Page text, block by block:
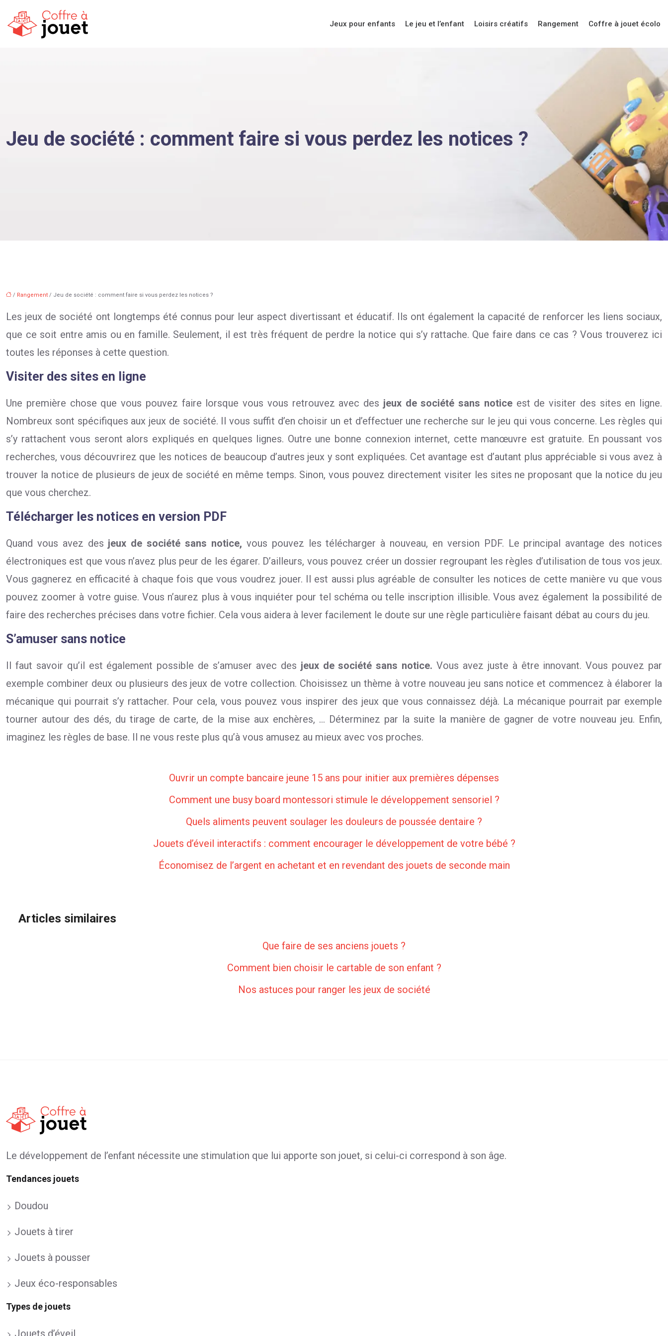
Jeux pour enfants Le jeu et l’enfant Loisirs créatifs Rangement Coffre à jouet écolo
Jeu de société : comment faire si vous perdez les notices ?
/ Rangement / Jeu de société : comment faire si vous perdez les notices ?
Les jeux de société ont longtemps été connus pour leur aspect divertissant et éducatif. Ils ont également la capacité de renforcer les liens sociaux,
que ce soit entre amis ou en famille. Seulement, il est très fréquent de perdre la notice qui s’y rattache. Que faire dans ce cas ? Vous trouverez ici
toutes les réponses à cette question.
Visiter des sites en ligne
Une première chose que vous pouvez faire lorsque vous vous retrouvez avec des jeux de société sans notice est de visiter des sites en ligne.
Nombreux sont spécifiques aux jeux de société. Il vous suffit d’en choisir un et d’effectuer une recherche sur le jeu qui vous concerne. Les règles qui
s’y rattachent vous seront alors expliqués en quelques lignes. Outre une bonne connexion internet, cette manœuvre est gratuite. En poussant vos
recherches, vous découvrirez que les notices de beaucoup d’autres jeux y sont expliquées. Cet avantage est d’autant plus appréciable si vous avez à
trouver la notice de plusieurs de jeux de société en même temps. Sinon, vous pouvez directement visiter les sites ne proposant que la notice du jeu
que vous cherchez.
Télécharger les notices en version PDF
Quand vous avez des jeux de société sans notice, vous pouvez les télécharger à nouveau, en version PDF. Le principal avantage des notices
électroniques est que vous n’avez plus peur de les égarer. D’ailleurs, vous pouvez créer un dossier regroupant les règles d’utilisation de tous vos jeux.
Vous gagnerez en efficacité à chaque fois que vous voudrez jouer. Il est aussi plus agréable de consulter les notices de cette manière vu que vous
pouvez zoomer à votre guise. Vous n’aurez plus à vous inquiéter pour tel schéma ou telle inscription illisible. Vous avez également la possibilité de
faire des recherches précises dans votre fichier. Cela vous aidera à lever facilement le doute sur une règle particulière faisant débat au cours du jeu.
S’amuser sans notice
Il faut savoir qu’il est également possible de s’amuser avec des jeux de société sans notice. Vous avez juste à être innovant. Vous pouvez par
exemple combiner deux ou plusieurs des jeux de votre collection. Choisissez un thème à votre nouveau jeu sans notice et commencez à élaborer la
mécanique qui pourrait s’y rattacher. Pour cela, vous pouvez vous inspirer des jeux que vous connaissez déjà. La mécanique pourrait par exemple
tourner autour des dés, du tirage de carte, de la mise aux enchères, … Déterminez par la suite la manière de gagner de votre nouveau jeu. Enfin,
imaginez les règles de base. Il ne vous reste plus qu’à vous amusez au mieux avec vos proches.
Ouvrir un compte bancaire jeune 15 ans pour initier aux premières dépenses
Comment une busy board montessori stimule le développement sensoriel ?
Quels aliments peuvent soulager les douleurs de poussée dentaire ?
Jouets d’éveil interactifs : comment encourager le développement de votre bébé ?
Économisez de l’argent en achetant et en revendant des jouets de seconde main
Articles similaires
Que faire de ses anciens jouets ?
Comment bien choisir le cartable de son enfant ?
Nos astuces pour ranger les jeux de société
Le développement de l’enfant nécessite une stimulation que lui apporte son jouet, si celui-ci correspond à son âge.
Tendances jouets
Doudou
Jouets à tirer
Jouets à pousser
Jeux éco-responsables
Types de jouets
Jouets d’éveil